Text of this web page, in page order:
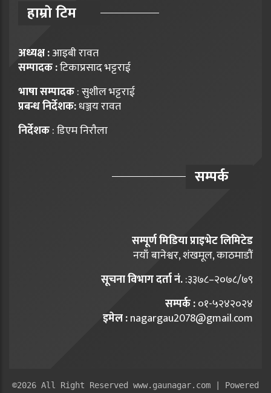
हाम्राे टिम
अध्यक्ष :आइबी रावत
सम्पादक :टिकाप्रसाद भट्टराई
भाषा सम्पादक: सुशील भट्टराई
प्रबन्ध निर्देशक:धञ्जय रावत
निर्देशक: डिएम निराैला
सम्पर्क
सम्पूर्ण मिडिया प्राइभेट लिमिटेड
नयाँ बानेश्वर, शंखमूल, काठमाडौं
सूचना विभाग दर्ता नं.:३३७८–२०७८/७९
सम्पर्क :०१-५२४२०२४
इमेल :nagargau2078@gmail.com
©2026 All Right Reserved www.gaunagar.com | Powered